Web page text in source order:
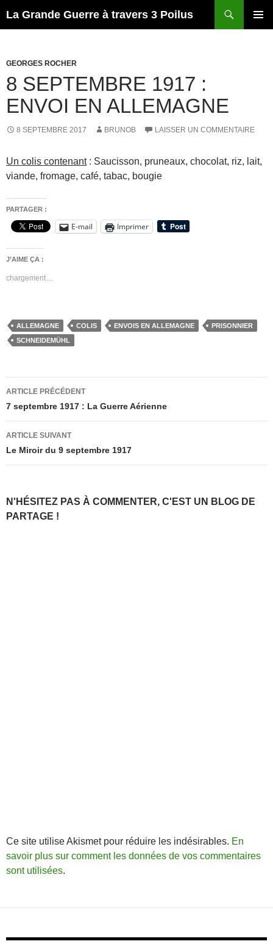
La Grande Guerre à travers 3 Poilus
GEORGES ROCHER
8 SEPTEMBRE 1917 :
ENVOI EN ALLEMAGNE
8 SEPTEMBRE 2017 BRUNOB LAISSER UN COMMENTAIRE
Un colis contenant: Saucisson, pruneaux, chocolat, riz, lait,
viande, fromage, café, tabac, bougie
PARTAGER :
E-mail Imprimer
J’AIME ÇA :
chargement…
ALLEMAGNE COLIS ENVOIS EN ALLEMAGNE
PRISONNIER
SCHNEIDEMÜHL
Navigation
des
articles
ARTICLE PRÉCÉDENT
7 septembre 1917 : La Guerre Aérienne
ARTICLE SUIVANT
Le Miroir du 9 septembre 1917
N'HÉSITEZ PAS À COMMENTER, C'EST UN BLOG DE
PARTAGE !
Ce site utilise Akismet pour réduire les indésirables. En
savoir plus sur comment les données de vos commentaires
sont utilisées.